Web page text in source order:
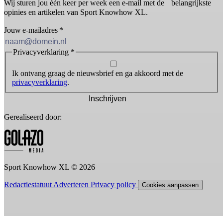
Wij sturen jou één keer per week een e-mail met de belangrijkste
opinies en artikelen van Sport Knowhow XL.
Jouw e-mailadres *
Privacyverklaring *
Ik ontvang graag de nieuwsbrief en ga akkoord met de
privacyverklaring.
Inschrijven
Gerealiseerd door:
Sport Knowhow XL © 2026
Redactiestatuut Adverteren Privacy policy Cookies aanpassen